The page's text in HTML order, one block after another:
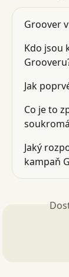
Groover
Kdo jsou
Jak
Co je to
Jaký
kampaň